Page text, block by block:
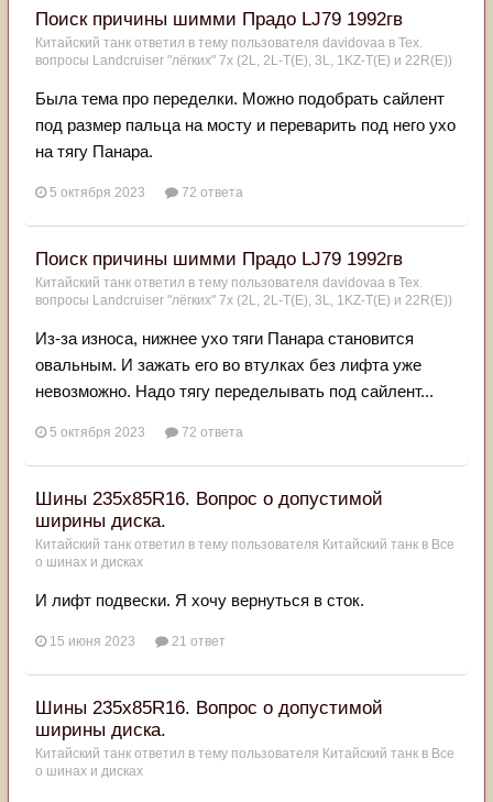
Поиск причины шимми Прадо LJ79 1992гв
Китайский танк ответил в тему пользователя davidovaa в Тех.
вопросы Landcruiser "лёгких" 7x (2L, 2L-T(Е), 3L, 1KZ-T(E) и 22R(Е))
Была тема про переделки. Можно подобрать сайлент
под размер пальца на мосту и переварить под него ухо
на тягу Панара.
5 октября 2023 72 ответа
Поиск причины шимми Прадо LJ79 1992гв
Китайский танк ответил в тему пользователя davidovaa в Тех.
вопросы Landcruiser "лёгких" 7x (2L, 2L-T(Е), 3L, 1KZ-T(E) и 22R(Е))
Из-за износа, нижнее ухо тяги Панара становится
овальным. И зажать его во втулках без лифта уже
невозможно. Надо тягу переделывать под сайлент...
5 октября 2023 72 ответа
Шины 235х85R16. Вопрос о допустимой
ширины диска.
Китайский танк ответил в тему пользователя Китайский танк в Все
о шинах и дисках
И лифт подвески. Я хочу вернуться в сток.
15 июня 2023 21 ответ
Шины 235х85R16. Вопрос о допустимой
ширины диска.
Китайский танк ответил в тему пользователя Китайский танк в Все
о шинах и дисках